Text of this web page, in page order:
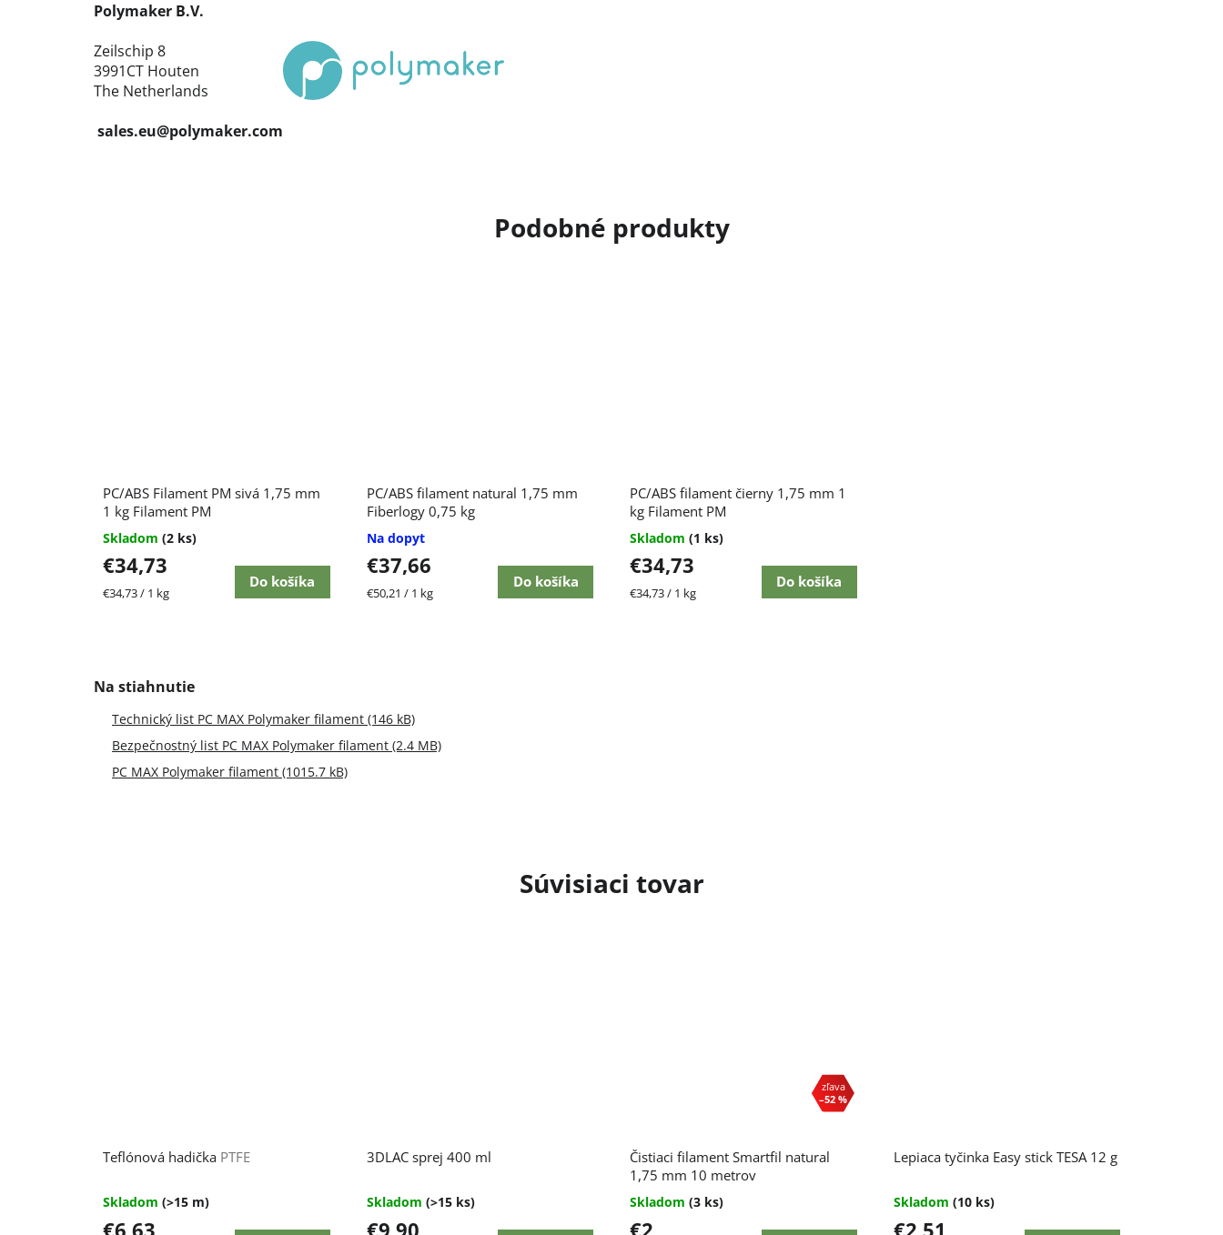
Súvisiaci tovar
Teflónová hadička PTFE
Skladom (>15 m)
€6,63
3DLAC sprej 400 ml
hodnotenie
4,7
z
Skladom (>15 ks)
€9,90
–52 %
Čistiaci filament Smartfil natural
1,75 mm 10 metrov
Skladom (3 ks)
€2
Lepiaca tyčinka Easy stick TESA 12 g
Skladom (10 ks)
€2,51
PC/ABS Filament PM sivá 1,75 mm
1 kg Filament PM
Skladom (2 ks)
€34,73
Jednotková
€34,73 / 1 kg
Do košíka
PC/ABS filament natural 1,75 mm
Fiberlogy 0,75 kg
Na dopyt
€37,66
Jednotková
€50,21 / 1 kg
Do košíka
PC/ABS filament čierny 1,75 mm 1
kg Filament PM
Skladom (1 ks)
€34,73
Jednotková
€34,73 / 1 kg
Do košíka
Technický list PC MAX Polymaker filament (146 kB)
Bezpečnostný list PC MAX Polymaker filament (2.4 MB)
PC MAX Polymaker filament (1015.7 kB)
Polymaker B.V.
Zeilschip 8
3991CT Houten
The Netherlands
sales.eu@polymaker.com